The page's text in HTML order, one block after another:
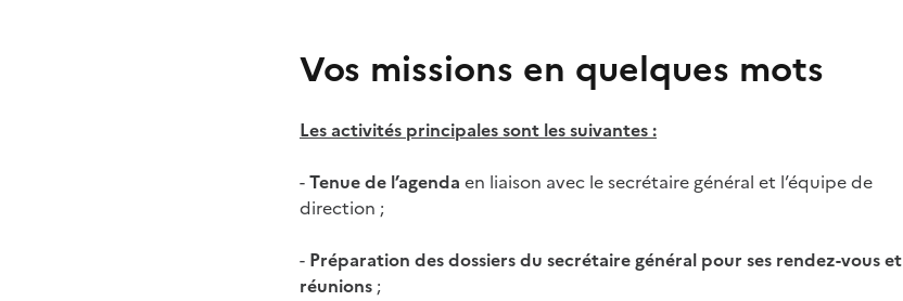
Vos missions en quelques mots
Les activités principales sont les suivantes :
-Tenue de l’agenda en liaison avec le secrétaire général et l’équipe de
direction ;
- Préparation des dossiers du secrétaire général pour ses rendez-vous et
réunions ;